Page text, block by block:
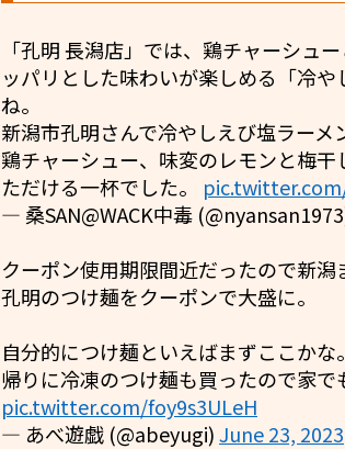
「孔明 長潟店」では、鶏チャーシュ
ッパリとした味わいが楽しめる「冷
ね。
新潟市孔明さんで冷やしえび塩ラーメ
鶏チャーシュー、味変のレモンと梅
ただける一杯でした。
— 桑SAN@WACK中毒
クーポン使用期限間近だったので新潟
孔明のつけ麺をクーポンで大盛に。
自分的につけ麺といえばまずここかな。
帰りに冷凍のつけ麺も買ったので家で
pic.twitter.com/foy9s3ULeH
— あべ遊戯 (@abeyugi)June 23, 2023